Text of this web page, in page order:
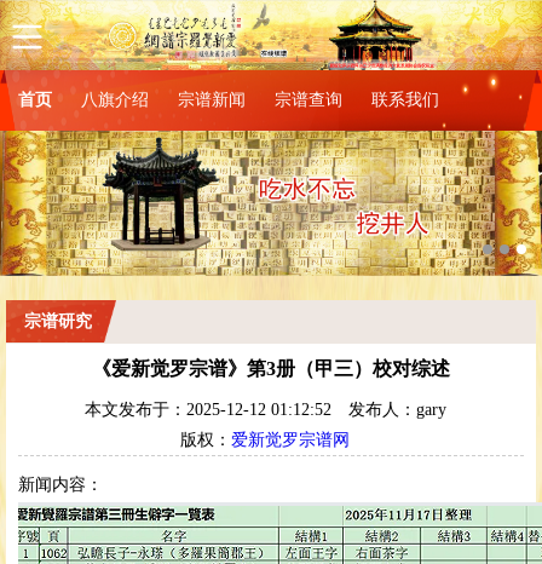
首页 八旗介绍 宗谱新闻 宗谱查询 联系我们
图片3
宗谱研究
《爱新觉罗宗谱》第3册（甲三）校对综述
本文发布于：2025-12-12 01:12:52
发布人：gary
版权： 爱新觉罗宗谱网
新闻内容：